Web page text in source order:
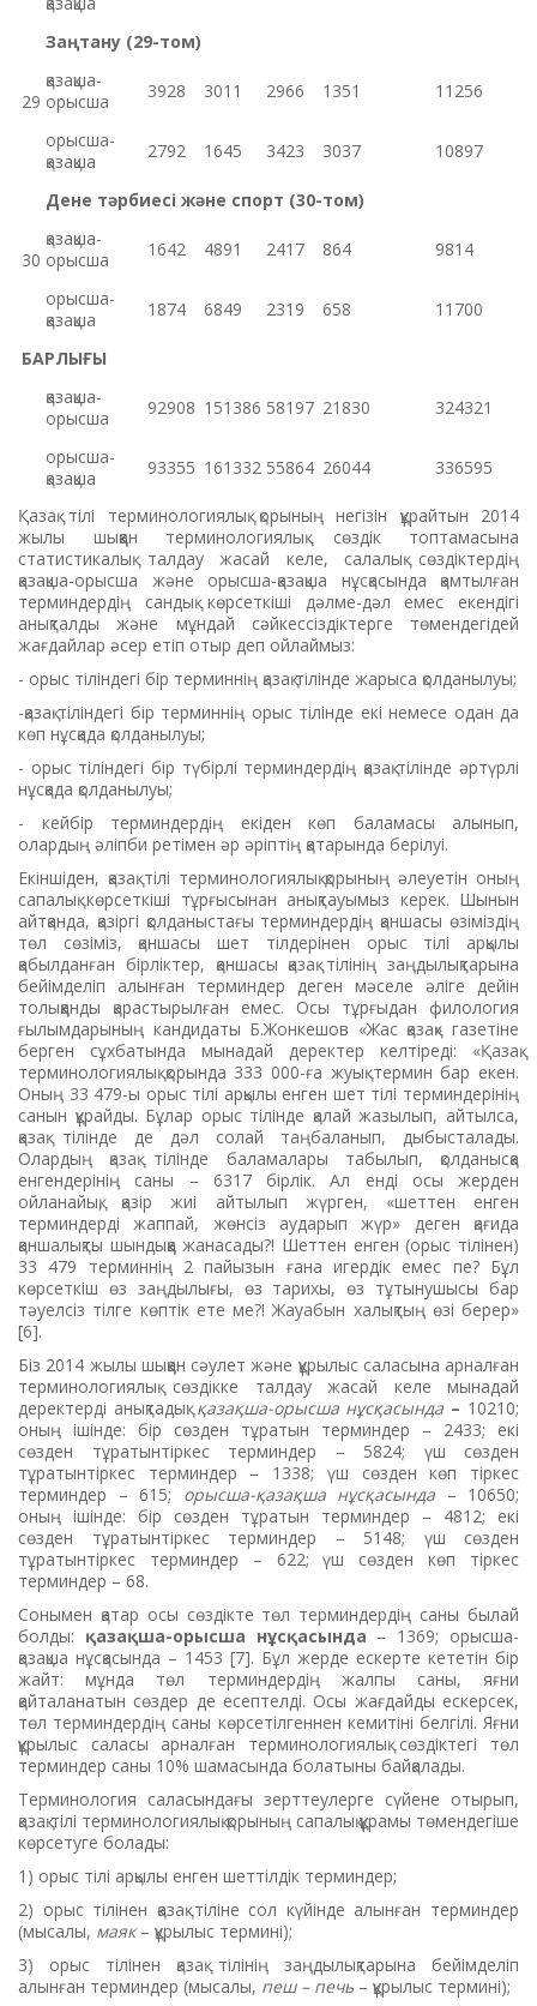
29
Заңтану (29-том)
қазақша-
орысша
3928 3011 2966 1351 11256
орысша-
қазақша
2792 1645 3423 3037 10897
30
Дене тәрбиесі және спорт (30-том)
қазақша-
орысша
1642 4891 2417 864 9814
орысша-
қазақша
1874 6849 2319 658 11700
БАРЛЫҒЫ
қазақша-
орысша
92908 151386 58197 21830 324321
орысша-
қазақша
93355 161332 55864 26044 336595
Қазақ тілі терминологиялық қорының негізін құрайтын 2014
жылы шыққан терминологиялық сөздік топтамасына
статистикалық талдау жасай келе, салалық сөздіктердің
қазақша-орысша және орысша-қазақша нұсқасында қамтылған
терминдердің сандық көрсеткіші дәлме-дәл емес екендігі
анықталды және мұндай сәйкессіздіктерге төмендегідей
жағдайлар әсер етіп отыр деп ойлаймыз:
- орыс тіліндегі бір терминнің қазақ тілінде жарыса қолданылуы;
-қазақ тіліндегі бір терминнің орыс тілінде екі немесе одан да
көп нұсқада қолданылуы;
- орыс тіліндегі бір түбірлі терминдердің қазақ тілінде әртүрлі
нұсқада қолданылуы;
- кейбір терминдердің екіден көп баламасы алынып,
олардың әліпби ретімен әр әріптің қатарында берілуі.
Екіншіден, қазақ тілі терминологиялық қорының әлеуетін оның
сапалық көрсеткіші тұрғысынан анықтауымыз керек. Шынын
айтқанда, қазіргі қолданыстағы терминдердің қаншасы өзіміздің
төл сөзіміз, қаншасы шет тілдерінен орыс тілі арқылы
қабылданған бірліктер, қаншасы қазақ тілінің заңдылықтарына
бейімделіп алынған терминдер деген мәселе әліге дейін
толыққанды қарастырылған емес. Осы тұрғыдан филология
ғылымдарының кандидаты Б.Жонкешов «Жас қазақ» газетіне
берген сұхбатында мынадай деректер келтіреді: «Қазақ
терминологиялық қорында 333 000-ға жуық термин бар екен.
Оның 33 479-ы орыс тілі арқылы енген шет тілі терминдерінің
санын құрайды. Бұлар орыс тілінде қалай жазылып, айтылса,
қазақ тілінде де дәл солай таңбаланып, дыбысталады.
Олардың қазақ тілінде баламалары табылып, қолданысқа
енгендерінің саны – 6317 бірлік. Ал енді осы жерден
ойланайық, қазір жиі айтылып жүрген, «шеттен енген
терминдерді жаппай, жөнсіз аударып жүр» деген қағида
қаншалықты шындыққа жанасады?! Шеттен енген (орыс тілінен)
33 479 терминнің 2 пайызын ғана игердік емес пе? Бұл
көрсеткіш өз заңдылығы, өз тарихы, өз тұтынушысы бар
тәуелсіз тілге көптік ете ме?! Жауабын халықтың өзі берер»
[6].
Біз 2014 жылы шыққан сәулет және құрылыс саласына арналған
терминологиялық сөздікке талдау жасай келе мынадай
деректерді анықтадық:қазақша-орысша нұсқасында – 10210;
оның ішінде: бір сөзден тұратын терминдер – 2433; екі
сөзден тұратынтіркес терминдер – 5824; үш сөзден
тұратынтіркес терминдер – 1338; үш сөзден көп тіркес
терминдер – 615; орысша-қазақша нұсқасында – 10650;
оның ішінде: бір сөзден тұратын терминдер – 4812; екі
сөзден тұратынтіркес терминдер – 5148; үш сөзден
тұратынтіркес терминдер – 622; үш сөзден көп тіркес
терминдер – 68.
Сонымен қатар осы сөздікте төл терминдердің саны былай
болды: қазақша-орысша нұсқасында – 1369; орысша-
қазақша нұсқасында – 1453 [7]. Бұл жерде ескерте кететін бір
жайт: мұнда төл терминдердің жалпы саны, яғни
қайталанатын сөздер де есептелді. Осы жағдайды ескерсек,
төл терминдердің саны көрсетілгеннен кемитіні белгілі. Яғни
құрылыс саласы арналған терминологиялық сөздіктегі төл
терминдер саны 10% шамасында болатыны байқалады.
Терминология саласындағы зерттеулерге сүйене отырып,
қазақ тілі терминологиялық қорының сапалық құрамы төмендегіше
көрсетуге болады:
1) орыс тілі арқылы енген шеттілдік терминдер;
2) орыс тілінен қазақ тіліне сол күйінде алынған терминдер
(мысалы, маяк– құрылыс термині);
3) орыс тілінен қазақ тілінің заңдылықтарына бейімделіп
алынған терминдер (мысалы, пеш – печь – құрылыс термині);